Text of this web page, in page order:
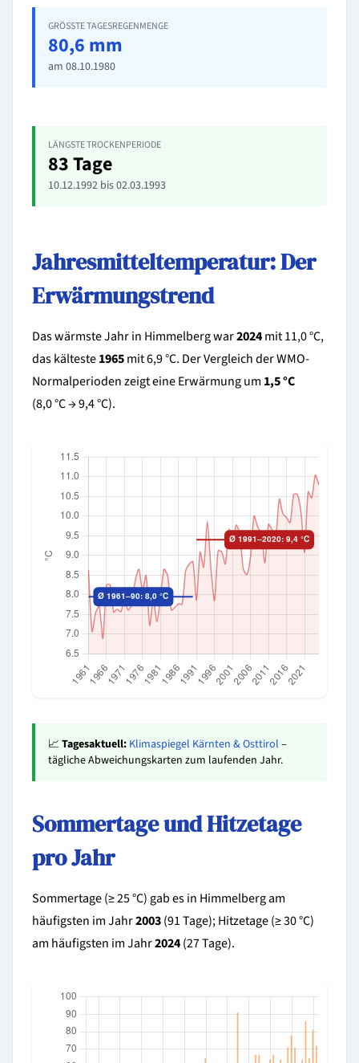
GRÖSSTE TAGESREGENMENGE
80,6 mm
am 08.10.1980
LÄNGSTE TROCKENPERIODE
83 Tage
10.12.1992 bis 02.03.1993
Jahresmitteltemperatur: Der
Erwärmungstrend
Das wärmste Jahr in Himmelberg war2024mit 11,0 °C,
das kälteste1965mit 6,9 °C. Der Vergleich der WMO-
Normalperioden zeigt eine Erwärmung um 1,5 °C
(8,0 °C → 9,4 °C).
📈 Tagesaktuell: Klimaspiegel Kärnten & Osttirol –
tägliche Abweichungskarten zum laufenden Jahr.
Sommertage und Hitzetage
pro Jahr
Sommertage (≥ 25 °C) gab es in Himmelberg am
häufigsten im Jahr2003(91 Tage); Hitzetage (≥ 30 °C)
am häufigsten im Jahr2024(27 Tage).